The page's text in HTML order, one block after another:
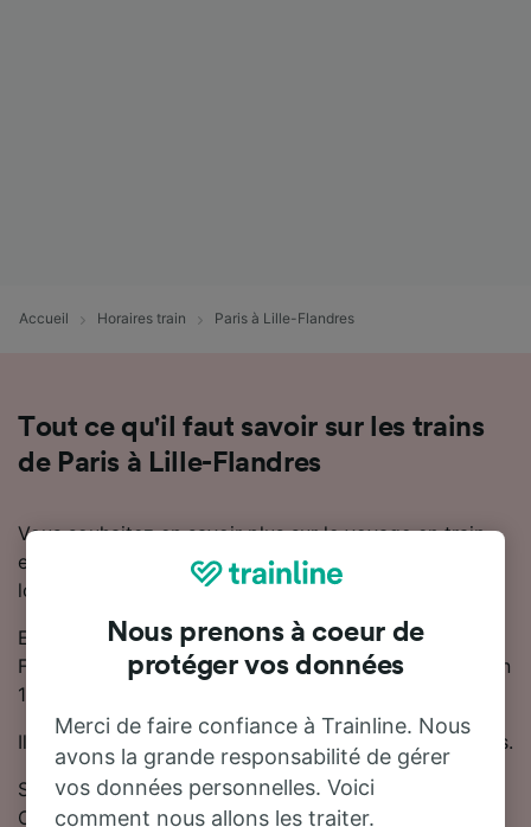
Accueil Horaires train Paris à Lille-Flandres
Tout ce qu'il faut savoir sur les trains
de Paris à Lille-Flandres
Vous souhaitez en savoir plus sur le voyage en train
entre Paris et Lille-Flandres ? Ne cherchez pas plus
loin.
En moyenne, le trajet en train entre Paris et Lille-
Flandres dure 1 heure 42 minutes. Chaque jour, environ
17 trains trains circulent sur cette ligne.
Il existe des trains directs reliant Paris et Lille-Flandres.
Sur cette ligne, les trains sont exploités par TGV,
OUIGO, SNCF et TER.
Nous prenons à coeur de
protéger vos données
Merci de faire confiance à Trainline. Nous
avons la grande responsabilité de gérer
vos données personnelles. Voici
comment nous allons les traiter.